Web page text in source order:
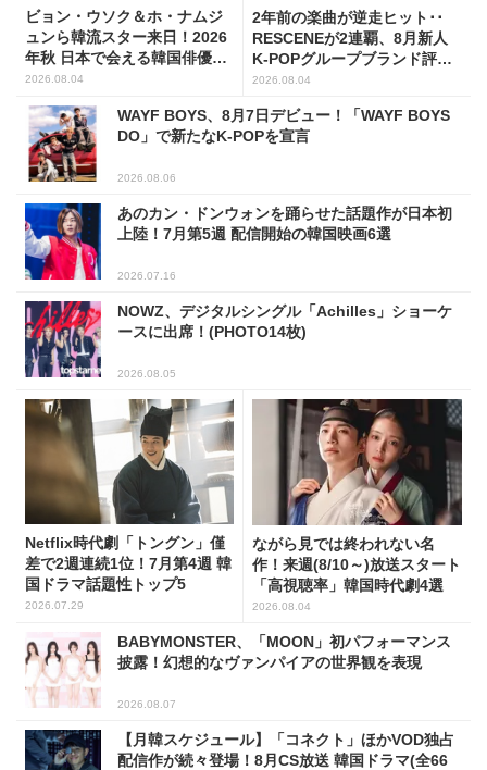
ビョン・ウソク＆ホ・ナムジ
ュンら韓流スター来日！2026
年秋 日本で会える韓国俳優10
人
2026.08.04
2年前の楽曲が逆走ヒット･･
RESCENEが2連覇、8月新人
K-POPグループブランド評判
トップ5
2026.08.04
WAYF BOYS、8月7日デビュー！「WAYF BOYS
DO」で新たなK-POPを宣言
2026.08.06
あのカン・ドンウォンを踊らせた話題作が日本初
上陸！7月第5週 配信開始の韓国映画6選
2026.07.16
NOWZ、デジタルシングル「Achilles」ショーケ
ースに出席！(PHOTO14枚)
2026.08.05
Netflix時代劇「トングン」僅
差で2週連続1位！7月第4週 韓
国ドラマ話題性トップ5
2026.07.29
ながら見では終われない名
作！来週(8/10～)放送スタート
「高視聴率」韓国時代劇4選
2026.08.04
BABYMONSTER、「MOON」初パフォーマンス
披露！幻想的なヴァンパイアの世界観を表現
2026.08.07
【月韓スケジュール】「コネクト」ほかVOD独占
配信作が続々登場！8月CS放送 韓国ドラマ(全66